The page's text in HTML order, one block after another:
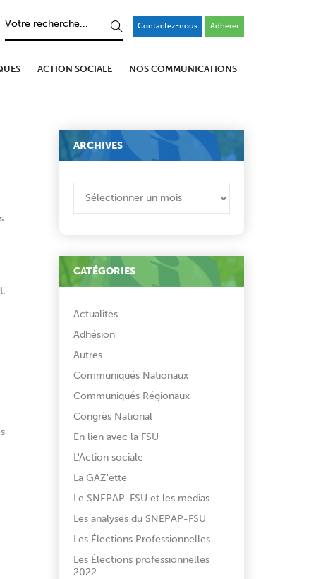
Contactez-nous Adhérer
ACTION SOCIALE NOS COMMUNICATIONS
ARCHIVES
CATÉGORIES
Actualités
Adhésion
Autres
Communiqués Nationaux
Communiqués Régionaux
Congrès National
En lien avec la FSU
L'Action sociale
La GAZ'ette
Le SNEPAP-FSU et les médias
Les analyses du SNEPAP-FSU
Les Élections Professionnelles
Les Élections professionnelles
2022